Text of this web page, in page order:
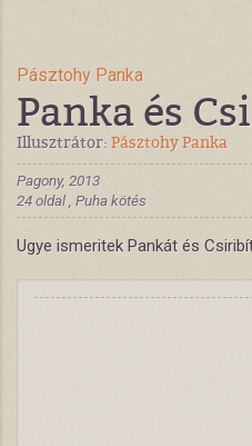
Pásztohy Panka
Panka és
Illusztrátor: Pásztohy Panka
Pagony, 2013
24 oldal , Puha kötés
Ugye ismeritek Pankát és